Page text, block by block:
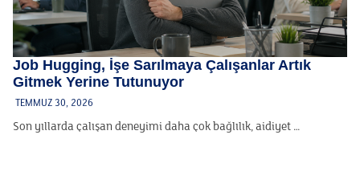
Job Hugging, İşe Sarılmaya Çalışanlar Artık
Gitmek Yerine Tutunuyor
TEMMUZ 30, 2026
Son yıllarda çalışan deneyimi daha çok bağlılık, aidiyet …